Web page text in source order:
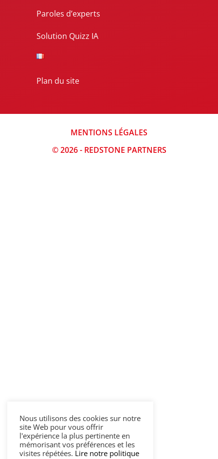
Paroles d’experts
Solution Quizz IA
Plan du site
© 2026 - REDSTONE PARTNERS
MENTIONS LÉGALES
Nous utilisons des cookies sur notre
site Web pour vous offrir
l'expérience la plus pertinente en
mémorisant vos préférences et les
visites répétées. Lire notre politique